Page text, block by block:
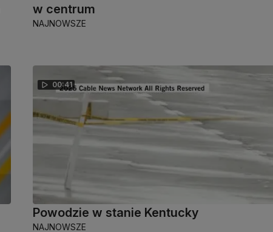
w centrum
NAJNOWSZE
00:41
Powodzie w stanie Kentucky
NAJNOWSZE